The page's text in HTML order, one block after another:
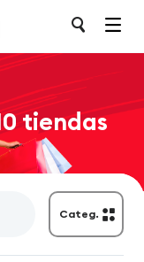
tiendas
Categ.